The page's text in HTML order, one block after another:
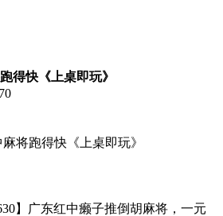
得快《上桌即玩》
70
将跑得快《上桌即玩》
】广东红中癞子推倒胡麻将，一元